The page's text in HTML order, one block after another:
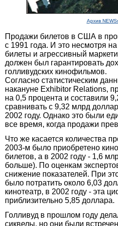
Архив
Продажи билетов в США в
с 1991 года. И это несмотря
билеты и агрессивный
должен был гарантировать
голливудских кинофильмов.
Согласно статистическим
накануне Exhibitor Relations,
на 0,5 процента и составили
сравнивать с 9,32 млрд
2002 году. Однако это были
все время, когда продажи
Что же касается количества
2003-м было приобретено
билетов, а в 2002 году - 1,6
больше). По оценкам
снижение показателей. При
было потратить около 6,03
кинотеатр, в 2002 году - эта
приблизительно 5,85 доллара.
Голливуд в прошлом году
сиквелы, но они были